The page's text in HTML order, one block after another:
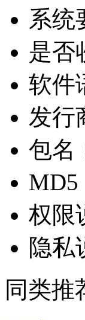
系统
是否
软件
发行
包名
MD5
权限
隐私
同类推